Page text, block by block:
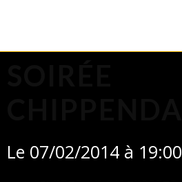
Le 07/02/2014 à 19:00